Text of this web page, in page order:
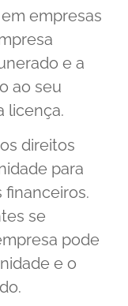
empresas
e a
ao seu
licença.
direitos
para
se
pode
e o